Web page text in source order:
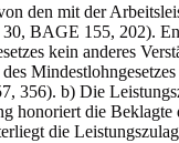
den mit der
BAGE 155, 202).
kein anderes
356). b) Die
honoriert die
die